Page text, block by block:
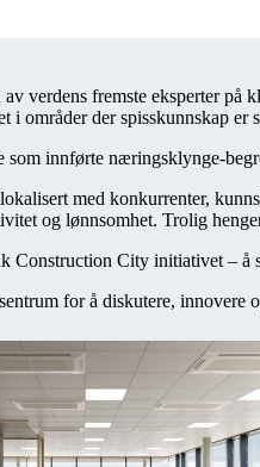
av verdens fremste eksperter
i områder der spisskunnskap
som innførte næringsklynge-
med konkurrenter,
og lønnsomhet. Trolig
Construction City initiativet –
for å diskutere, innovere